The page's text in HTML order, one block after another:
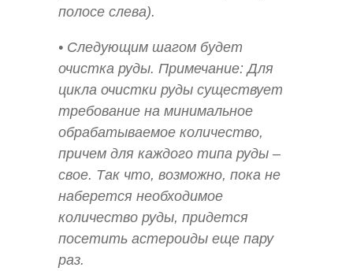
полосе слева).
• Следующим шагом будет
очистка руды. Примечание: Для
цикла очистки руды существует
требование на минимальное
обрабатываемое количество,
причем для каждого типа руды –
свое. Так что, возможно, пока не
наберется необходимое
количество руды, придется
посетить астероиды еще пару
раз.